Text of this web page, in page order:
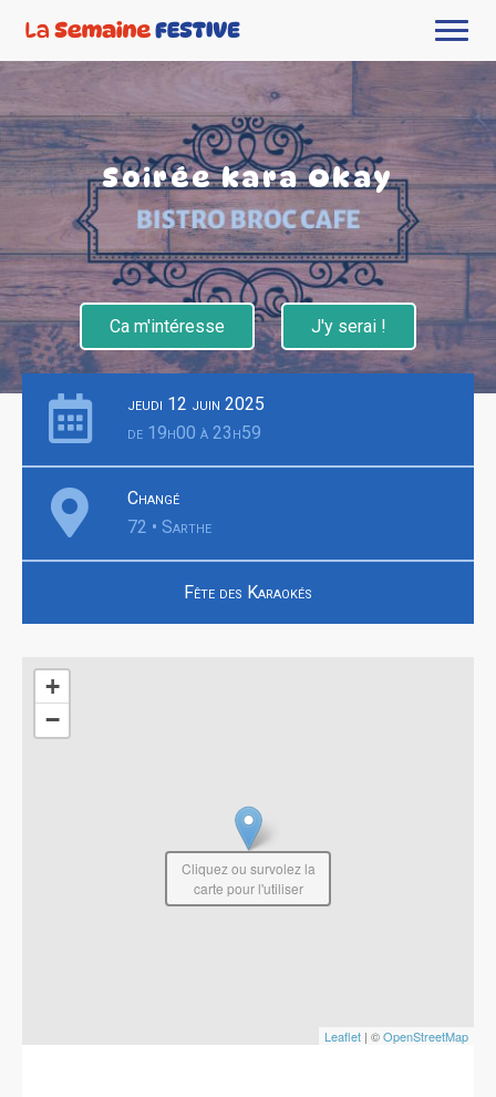
Soirée kara Okay
Ca m'intéresse J'y serai !
jeudi 12 juin 2025
de 19h00 à 23h59
Changé
72 • Sarthe
Fête des Karaokés
+
−
Leaflet | ©OpenStreetMap
Cliquez ou survolez la
carte pour l'utiliser